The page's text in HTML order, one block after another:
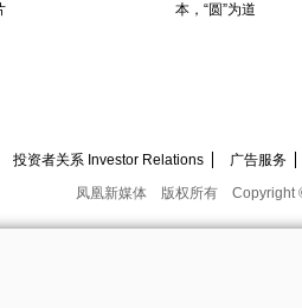
本，“圆”为道
投资者关系 Investor Relations 广告服务
凤凰新媒体
版权所有 Copyright